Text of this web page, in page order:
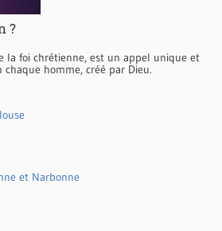
?
la foi chrétienne, est un appel unique et
homme, créé par Dieu.
et Narbonne